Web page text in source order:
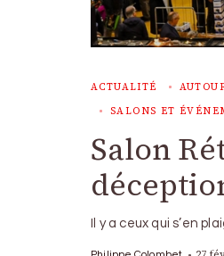
ACTUALITÉ
SALONS ET
Salon
Il y a ceux qui s’en